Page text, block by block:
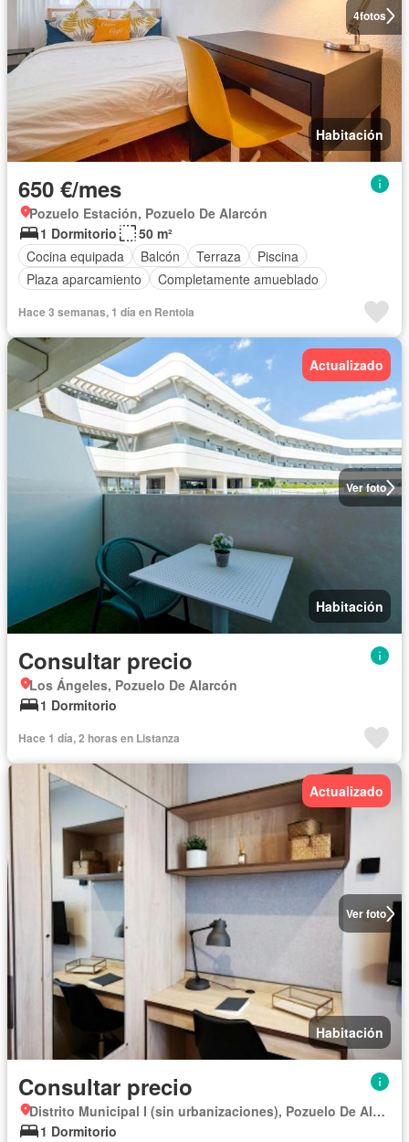
4fotos
Habitación
650 €/mes
Pozuelo Estación, Pozuelo De Alarcón
1 Dormitorio
50 m²
Cocina equipada
Balcón Terraza
Piscina
Plaza aparcamiento
Completamente amueblado
Hace 3 semanas, 1 día en Rentola
Ver foto
Actualizado
Habitación
Consultar precio
Los Ángeles, Pozuelo De Alarcón
1 Dormitorio
Hace 1 día, 2 horas en Listanza
Ver foto
Actualizado
Habitación
Consultar precio
Distrito Municipal I (sin urbanizaciones), Pozuelo De Alarcón
1 Dormitorio